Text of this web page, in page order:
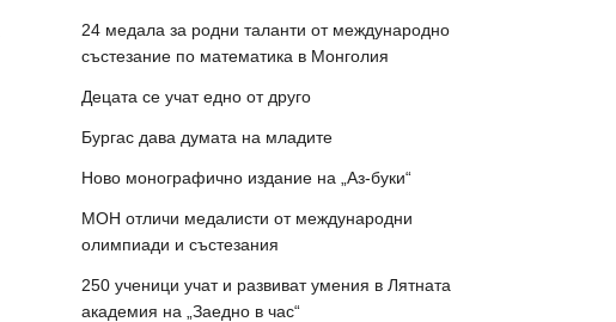
24 медала за родни таланти от международно
състезание по математика в Монголия
Децата се учат едно от друго
Бургас дава думата на младите
Ново монографично издание на „Аз-буки“
МОН отличи медалисти от международни
олимпиади и състезания
250 ученици учат и развиват умения в Лятната
академия на „Заедно в час“